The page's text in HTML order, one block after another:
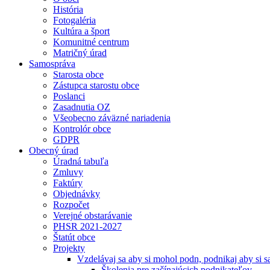
História
Fotogaléria
Kultúra a šport
Komunitné centrum
Matričný úrad
Samospráva
Starosta obce
Zástupca starostu obce
Poslanci
Zasadnutia OZ
Všeobecno záväzné nariadenia
Kontrolór obce
GDPR
Obecný úrad
Úradná tabuľa
Zmluvy
Faktúry
Objednávky
Rozpočet
Verejné obstarávanie
PHSR 2021-2027
Štatút obce
Projekty
Vzdelávaj sa aby si mohol podn, podnikaj aby si